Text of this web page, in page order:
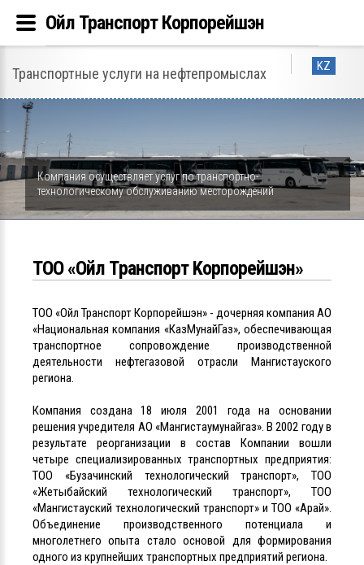
KZ
Транспортные услуги на нефтепромыслах
Компания осуществляет услуг по транспортно-
технологическому обслуживанию месторождений
ТОО «Ойл Tранспорт Kорпорейшэн»
ТОО «Ойл Транспорт Корпорейшэн» - дочерняя компания АО
«Национальная компания «КазМунайГаз», обеспечивающая
транспортное сопровождение производственной
деятельности нефтегазовой отрасли Мангистауского
региона.
Компания создана 18 июля 2001 года на основании
решения учредителя АО «Мангистаумунайгаз». В 2002 году в
результате реорганизации в состав Компании вошли
четыре специализированных транспортных предприятия:
ТОО «Бузачинский технологический транспорт», ТОО
«Жетыбайский технологический транспорт», ТОО
«Мангистауский технологический транспорт» и ТОО «Арай».
Объединение производственного потенциала и
многолетнего опыта стало основой для формирования
одного из крупнейших транспортных предприятий региона.
Ойл Транспорт Корпорейшэн